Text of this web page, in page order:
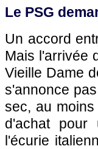
Le PSG
Un accord
Mais l'arrivée
Vieille Dame
s'annonce
sec, au
d'achat pour
l'écurie